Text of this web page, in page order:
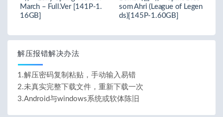
March – Full.Ver [141P-1.
16GB]
som Ahri (League of Legen
ds)[145P-1.60GB]
解压报错解决办法
1.解压密码复制粘贴，手动输入易错
2.未真实完整下载文件，重新下载一次
3.Android与windows系统或软体陈旧